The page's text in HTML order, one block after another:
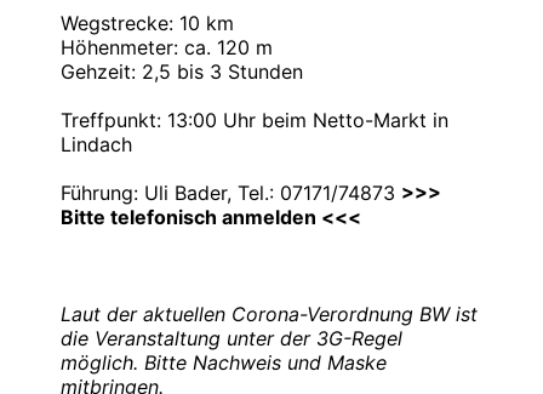
Wegstrecke: 10 km
Höhenmeter: ca. 120 m
Gehzeit: 2,5 bis 3 Stunden
Treffpunkt: 13:00 Uhr beim Netto-Markt in
Lindach
Führung: Uli Bader, Tel.: 07171/74873 >>>
Bitte telefonisch anmelden <<<
Laut der aktuellen Corona-Verordnung BW ist
die Veranstaltung unter der 3G-Regel
möglich. Bitte Nachweis und Maske
mitbringen.